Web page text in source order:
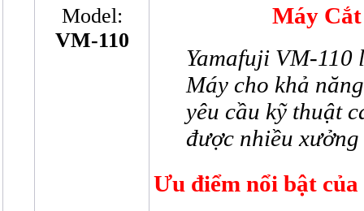
Model:
VM-110
Máy
Yamafuji VM-110
Máy cho khả
yêu cầu kỹ thuật
được nhiều
Ưu điểm nổi bật